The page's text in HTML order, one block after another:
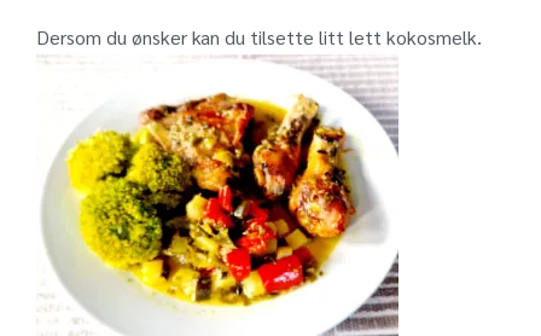
Dersom du ønsker kan du tilsette litt lett kokosmelk.